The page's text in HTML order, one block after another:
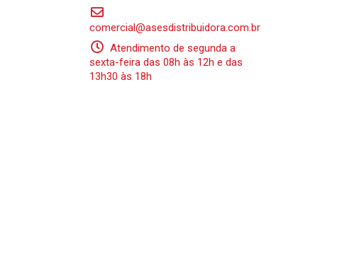
comercial@asesdistribuidora.com.br
Atendimento de segunda a
sexta-feira das 08h às 12h e das
13h30 às 18h